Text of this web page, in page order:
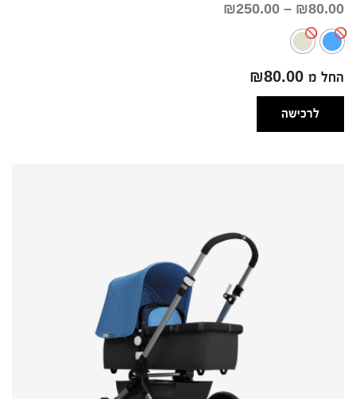
₪80.00
–
₪250.00
החל מ ₪80.00
לרכישה